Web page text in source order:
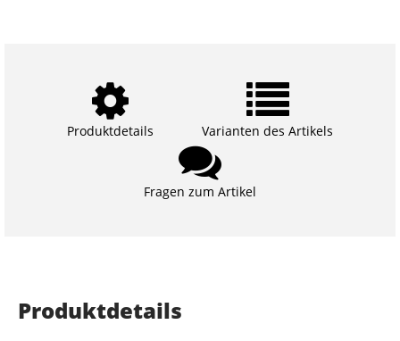
Produktdetails Varianten des Artikels
Fragen zum Artikel
Produktdetails